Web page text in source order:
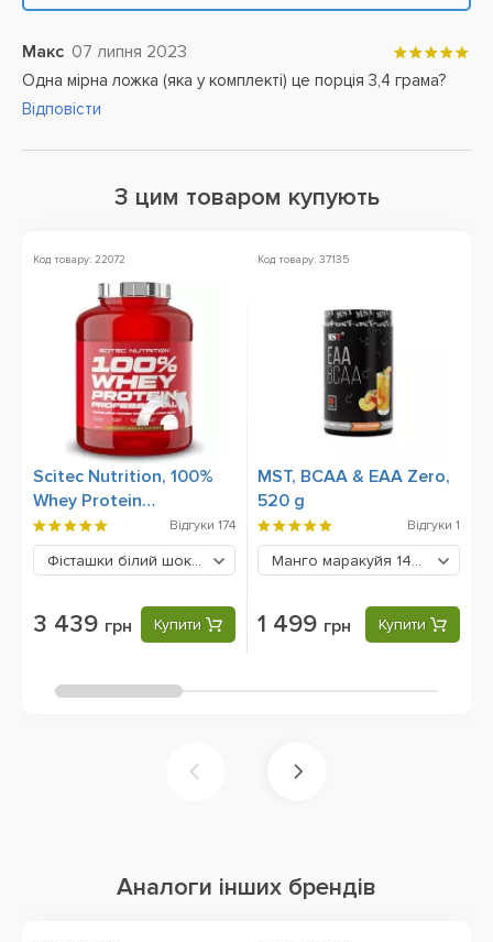
Макс 07 липня 2023
Одна мірна ложка (яка у комплекті) це порція 3,4 грама?
Відповісти
З цим товаром купують
Код товару: 22072
Scitec Nutrition, 100%
Whey Protein
Professional, 2350 g
Відгуки 174
Фісташки білий шоколад 3439 грн
3 439 грн Купити
Код товару: 37135
MST, BCAA & EAA Zero,
520 g
Відгуки 1
Манго маракуйя 1499 грн
1 499 грн Купити
Аналоги інших брендів